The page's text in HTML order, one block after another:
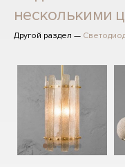
несколькими
Другой раздел —